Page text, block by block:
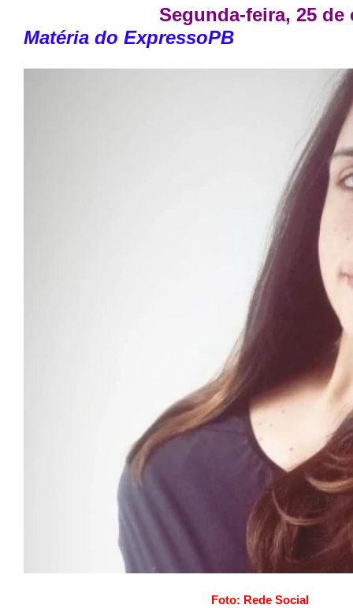
Segunda-feira, 25 de
Matéria do ExpressoPB
Foto: Rede Social